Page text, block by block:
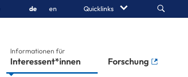
de en Quicklinks Search
Informationen für
Interessent*innen Forschung